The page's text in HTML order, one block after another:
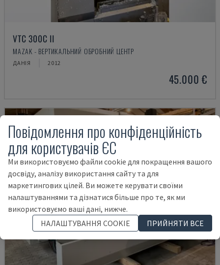
VTC 300C II
MAZAK - ВЕРТИКАЛЬНИЙ ОБРОБНИЙ ЦЕНТР
ДАНІЯ 2012
45.000 €
Повідомлення про конфіденційність
для користувачів ЄС
Ми використовуємо файли cookie для покращення вашого
досвіду, аналізу використання сайту та для
маркетингових цілей. Ви можете керувати своїми
налаштуваннями та дізнатися більше про те, як ми
використовуємо ваші дані, нижче.
НАЛАШТУВАННЯ COOKIE
ПРИЙНЯТИ ВСЕ